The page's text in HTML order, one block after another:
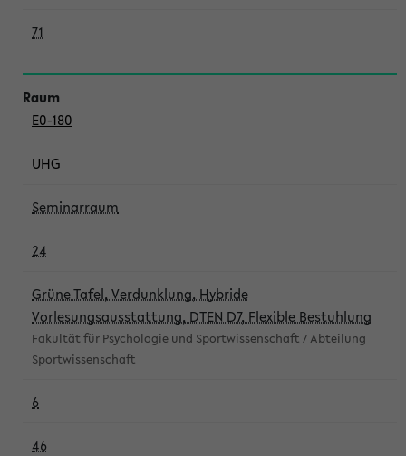
71
E0-180
UHG
Seminarraum
24
Grüne Tafel, Verdunklung, Hybride
Vorlesungsausstattung, DTEN D7, Flexible Bestuhlung
Fakultät für Psychologie und Sportwissenschaft / Abteilung
Sportwissenschaft
6
46